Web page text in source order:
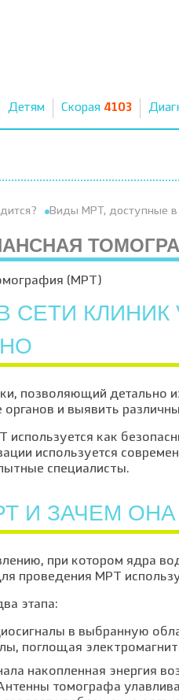
Детям Скорая 4103
Виды МРТ, доступные в
СЕТИ
позволяющий детально
и выявить
используется как
используется
специалисты.
И ЗАЧЕМ
при котором ядра
проведения МРТ
этапа:
в выбранную
поглощая
накопленная энергия
томографа